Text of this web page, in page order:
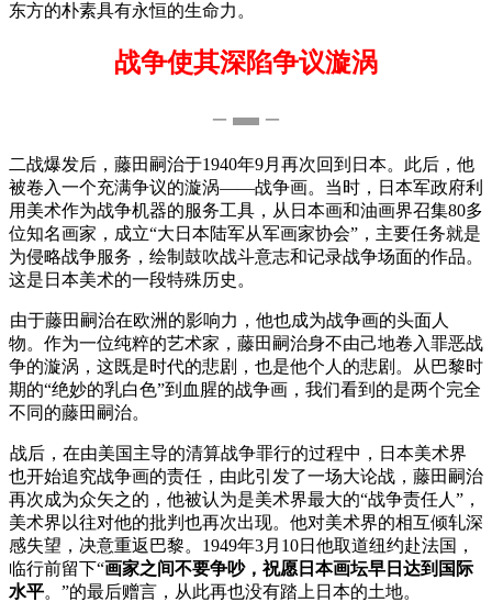
东方的朴素具有永恒的生命力。
战争使其深陷争议漩涡
– ▬ –
二战爆发后，藤田嗣治于1940年9月再次回到日本。此后，他
被卷入一个充满争议的漩涡——战争画。当时，日本军政府利
用美术作为战争机器的服务工具，从日本画和油画界召集80多
位知名画家，成立“大日本陆军从军画家协会”，主要任务就是
为侵略战争服务，绘制鼓吹战斗意志和记录战争场面的作品。
这是日本美术的一段特殊历史。
由于藤田嗣治在欧洲的影响力，他也成为战争画的头面人
物。作为一位纯粹的艺术家，藤田嗣治身不由己地卷入罪恶战
争的漩涡，这既是时代的悲剧，也是他个人的悲剧。从巴黎时
期的“绝妙的乳白色”到血腥的战争画，我们看到的是两个完全
不同的藤田嗣治。
战后，在由美国主导的清算战争罪行的过程中，日本美术界
也开始追究战争画的责任，由此引发了一场大论战，藤田嗣治
再次成为众矢之的，他被认为是美术界最大的“战争责任人”，
美术界以往对他的批判也再次出现。他对美术界的相互倾轧深
感失望，决意重返巴黎。1949年3月10日他取道纽约赴法国，
临行前留下“画家之间不要争吵，祝愿日本画坛早日达到国际
水平。”的最后赠言，从此再也没有踏上日本的土地。